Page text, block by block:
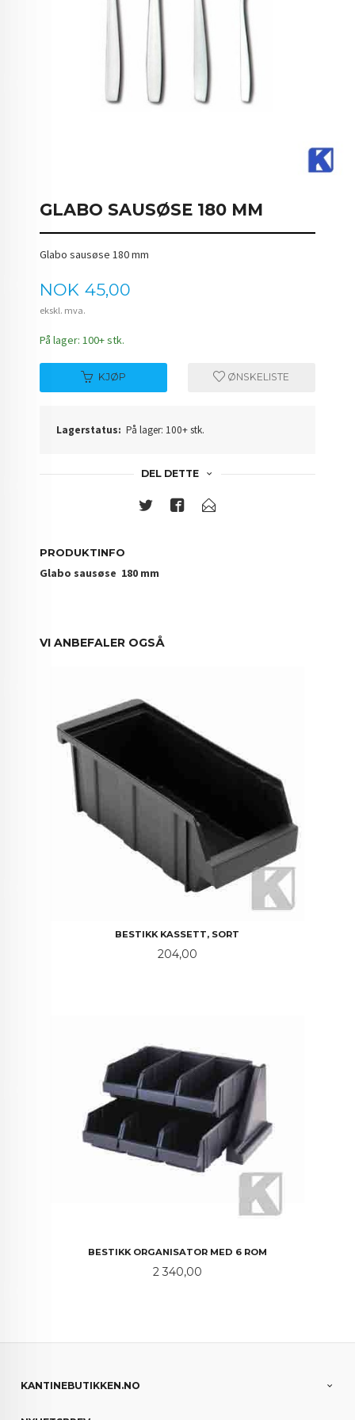
GLABO SAUSØSE 180 MM
Glabo sausøse 180 mm
Pris
NOK 45,00
ekskl. mva.
På lager: 100+ stk.
KJØP ØNSKELISTE
Lagerstatus: På lager: 100+ stk.
DEL DETTE
PRODUKTINFO
Glabo sausøse 180 mm
VI ANBEFALER OGSÅ
BESTIKK KASSETT, SORT
Pris
204,00
BESTIKK ORGANISATOR MED 6 ROM
Pris
2 340,00
KANTINEBUTIKKEN.NO